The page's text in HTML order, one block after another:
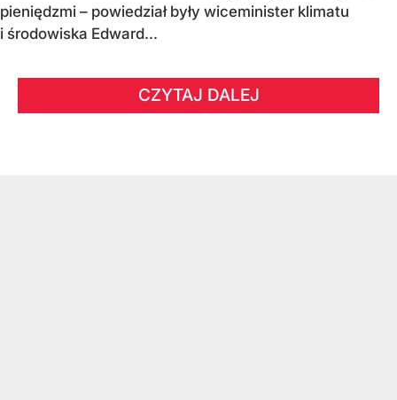
pieniędzmi – powiedział były wiceminister klimatu
i środowiska Edward...
CZYTAJ DALEJ